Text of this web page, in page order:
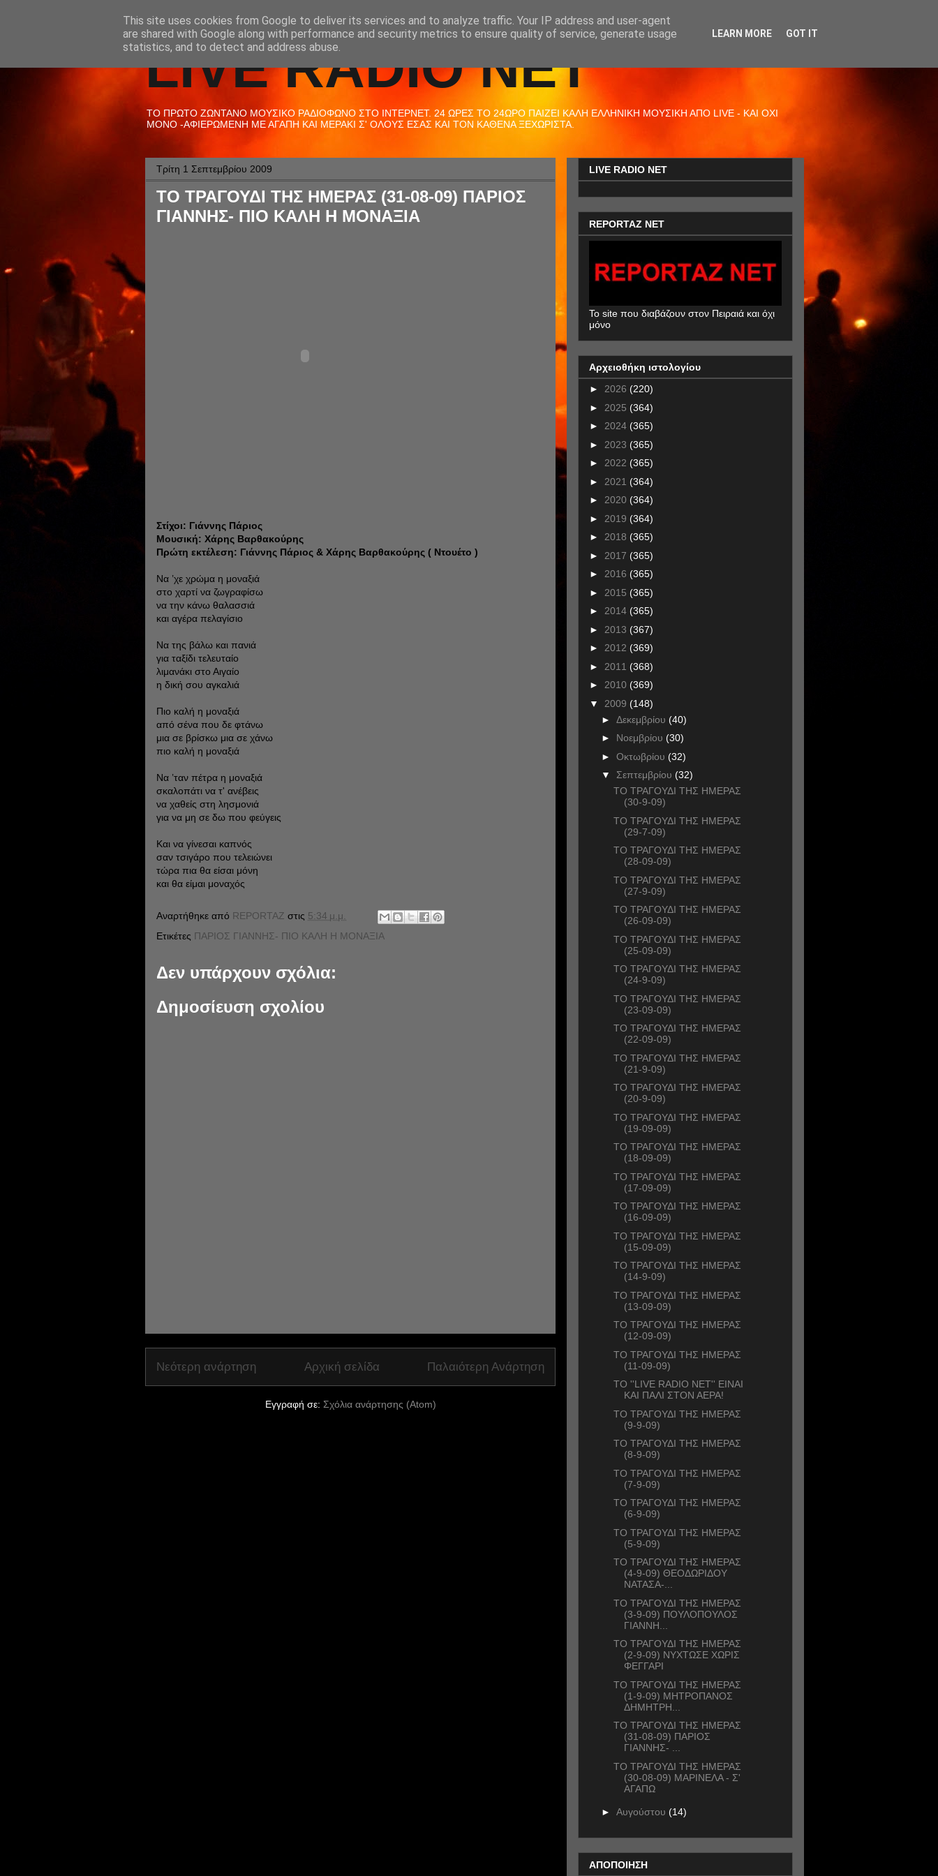
LIVE RADIO NET
ΤΟ ΠΡΩΤΟ ΖΩΝΤΑΝΟ ΜΟΥΣΙΚΟ ΡΑΔΙΟΦΩΝΟ ΣΤΟ ΙΝΤΕΡΝΕΤ. 24 ΩΡΕΣ ΤΟ 24ΩΡΟ ΠΑΙΖΕΙ ΚΑΛΗ ΕΛΛΗΝΙΚΗ ΜΟΥΣΙΚΗ ΑΠΟ LIVE - ΚΑΙ ΟΧΙ
ΜΟΝΟ -ΑΦΙΕΡΩΜΕΝΗ ΜΕ ΑΓΑΠΗ ΚΑΙ ΜΕΡΑΚΙ Σ' ΟΛΟΥΣ ΕΣΑΣ ΚΑΙ ΤΟΝ ΚΑΘΕΝΑ ΞΕΧΩΡΙΣΤΑ.
Τρίτη 1 Σεπτεμβρίου 2009
ΤΟ ΤΡΑΓΟΥΔΙ ΤΗΣ ΗΜΕΡΑΣ (31-08-09) ΠΑΡΙΟΣ
ΓΙΑΝΝΗΣ- ΠΙΟ ΚΑΛΗ Η ΜΟΝΑΞΙΑ
Στίχοι: Γιάννης Πάριος
Μουσική: Χάρης Βαρθακούρης
Πρώτη εκτέλεση: Γιάννης Πάριος & Χάρης Βαρθακούρης ( Ντουέτο )
Να ’χε χρώμα η μοναξιά
στο χαρτί να ζωγραφίσω
να την κάνω θαλασσιά
και αγέρα πελαγίσιο
Να της βάλω και πανιά
για ταξίδι τελευταίο
λιμανάκι στο Αιγαίο
η δική σου αγκαλιά
Πιο καλή η μοναξιά
από σένα που δε φτάνω
μια σε βρίσκω μια σε χάνω
πιο καλή η μοναξιά
Να ’ταν πέτρα η μοναξιά
σκαλοπάτι να τ' ανέβεις
να χαθείς στη λησμονιά
για να μη σε δω που φεύγεις
Και να γίνεσαι καπνός
σαν τσιγάρο που τελειώνει
τώρα πια θα είσαι μόνη
και θα είμαι μοναχός
Αναρτήθηκε από REPORTAZ στις 5:34 μ.μ.
Ετικέτες ΠΑΡΙΟΣ ΓΙΑΝΝΗΣ- ΠΙΟ ΚΑΛΗ Η ΜΟΝΑΞΙΑ
Δεν υπάρχουν σχόλια:
Δημοσίευση σχολίου
Νεότερη ανάρτηση Παλαιότερη Ανάρτηση
Αρχική σελίδα
Εγγραφή σε: Σχόλια ανάρτησης (Atom)
LIVE RADIO NET
REPORTAZ NET
To site που διαβάζουν στον Πειραιά και όχι
μόνο
Αρχειοθήκη ιστολογίου
► 2026 (220)
► 2025 (364)
► 2024 (365)
► 2023 (365)
► 2022 (365)
► 2021 (364)
► 2020 (364)
► 2019 (364)
► 2018 (365)
► 2017 (365)
► 2016 (365)
► 2015 (365)
► 2014 (365)
► 2013 (367)
► 2012 (369)
► 2011 (368)
► 2010 (369)
▼ 2009 (148)
► Δεκεμβρίου (40)
► Νοεμβρίου (30)
► Οκτωβρίου (32)
▼ Σεπτεμβρίου (32)
ΤΟ ΤΡΑΓΟΥΔΙ ΤΗΣ ΗΜΕΡΑΣ
(30-9-09)
ΤΟ ΤΡΑΓΟΥΔΙ ΤΗΣ ΗΜΕΡΑΣ
(29-7-09)
TO ΤΡΑΓΟΥΔΙ ΤΗΣ ΗΜΕΡΑΣ
(28-09-09)
TO ΤΡΑΓΟΥΔΙ ΤΗΣ ΗΜΕΡΑΣ
(27-9-09)
TO ΤΡΑΓΟΥΔΙ ΤΗΣ ΗΜΕΡΑΣ
(26-09-09)
ΤΟ ΤΡΑΓΟΥΔΙ ΤΗΣ ΗΜΕΡΑΣ
(25-09-09)
TO ΤΡΑΓΟΥΔΙ ΤΗΣ ΗΜΕΡΑΣ
(24-9-09)
ΤΟ ΤΡΑΓΟΥΔΙ ΤΗΣ ΗΜΕΡΑΣ
(23-09-09)
TO ΤΡΑΓΟΥΔΙ ΤΗΣ ΗΜΕΡΑΣ
(22-09-09)
TO ΤΡΑΓΟΥΔΙ ΤΗΣ ΗΜΕΡΑΣ
(21-9-09)
TO ΤΡΑΓΟΥΔΙ ΤΗΣ ΗΜΕΡΑΣ
(20-9-09)
TO ΤΡΑΓΟΥΔΙ ΤΗΣ ΗΜΕΡΑΣ
(19-09-09)
ΤΟ ΤΡΑΓΟΥΔΙ ΤΗΣ ΗΜΕΡΑΣ
(18-09-09)
ΤΟ ΤΡΑΓΟΥΔΙ ΤΗΣ ΗΜΕΡΑΣ
(17-09-09)
ΤΟ ΤΡΑΓΟΥΔΙ ΤΗΣ ΗΜΕΡΑΣ
(16-09-09)
ΤΟ ΤΡΑΓΟΥΔΙ ΤΗΣ ΗΜΕΡΑΣ
(15-09-09)
ΤΟ ΤΡΑΓΟΥΔΙ ΤΗΣ ΗΜΕΡΑΣ
(14-9-09)
ΤΟ ΤΡΑΓΟΥΔΙ ΤΗΣ ΗΜΕΡΑΣ
(13-09-09)
ΤΟ ΤΡΑΓΟΥΔΙ ΤΗΣ ΗΜΕΡΑΣ
(12-09-09)
ΤΟ ΤΡΑΓΟΥΔΙ ΤΗΣ ΗΜΕΡΑΣ
(11-09-09)
TO ''LIVE RADIO NET'' ΕΙΝΑΙ
ΚΑΙ ΠΑΛΙ ΣΤΟΝ ΑΕΡΑ!
ΤΟ ΤΡΑΓΟΥΔΙ ΤΗΣ ΗΜΕΡΑΣ
(9-9-09)
TO ΤΡΑΓΟΥΔΙ ΤΗΣ ΗΜΕΡΑΣ
(8-9-09)
ΤΟ ΤΡΑΓΟΥΔΙ ΤΗΣ ΗΜΕΡΑΣ
(7-9-09)
TO ΤΡΑΓΟΥΔΙ ΤΗΣ ΗΜΕΡΑΣ
(6-9-09)
TO ΤΡΑΓΟΥΔΙ ΤΗΣ ΗΜΕΡΑΣ
(5-9-09)
TO ΤΡΑΓΟΥΔΙ ΤΗΣ ΗΜΕΡΑΣ
(4-9-09) ΘΕΟΔΩΡΙΔΟΥ
ΝΑΤΑΣΑ-...
TO ΤΡΑΓΟΥΔΙ ΤΗΣ ΗΜΕΡΑΣ
(3-9-09) ΠΟΥΛΟΠΟΥΛΟΣ
ΓΙΑΝΝΗ...
TO ΤΡΑΓΟΥΔΙ ΤΗΣ ΗΜΕΡΑΣ
(2-9-09) ΝΥΧΤΩΣΕ ΧΩΡΙΣ
ΦΕΓΓΑΡΙ
TO ΤΡΑΓΟΥΔΙ ΤΗΣ ΗΜΕΡΑΣ
(1-9-09) ΜΗΤΡΟΠΑΝΟΣ
ΔΗΜΗΤΡΗ...
ΤΟ ΤΡΑΓΟΥΔΙ ΤΗΣ ΗΜΕΡΑΣ
(31-08-09) ΠΑΡΙΟΣ
ΓΙΑΝΝΗΣ- ...
ΤΟ ΤΡΑΓΟΥΔΙ ΤΗΣ ΗΜΕΡΑΣ
(30-08-09) ΜΑΡΙΝΕΛΑ - Σ'
ΑΓΑΠΩ
► Αυγούστου (14)
ΑΠΟΠΟΙΗΣΗ
This site uses cookies from Google to deliver its services and to analyze traffic. Your IP address and user-agent
are shared with Google along with performance and security metrics to ensure quality of service, generate usage
statistics, and to detect and address abuse.
LEARN MORE GOT IT